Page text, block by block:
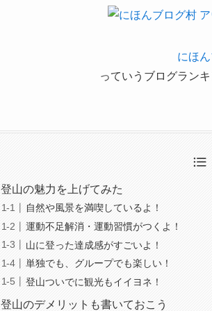
にほ
っていうブログラン
登山の魅力を上げてみた
自然や風景を満喫しているよ！
運動不足解消・運動習慣がつくよ！
山に登った達成感がすごいよ！
単独でも、グループでも楽しい！
登山ついでに観光もイイヨネ！
登山のデメリットも書いておこう